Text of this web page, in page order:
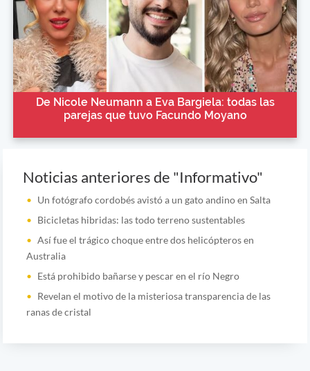
De Nicole Neumann a Eva Bargiela: todas las
parejas que tuvo Facundo Moyano
Noticias anteriores de "Informativo"
Un fotógrafo cordobés avistó a un gato andino en Salta
Bicicletas hibridas: las todo terreno sustentables
Así fue el trágico choque entre dos helicópteros en
Australia
Está prohibido bañarse y pescar en el río Negro
Revelan el motivo de la misteriosa transparencia de las
ranas de cristal